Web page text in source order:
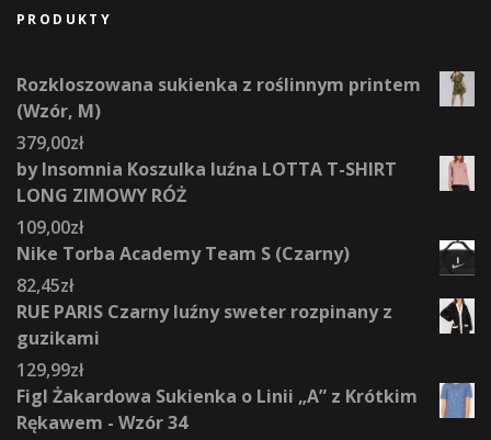
PRODUKTY
Rozkloszowana sukienka z roślinnym printem
(Wzór, M)
379,00zł
by Insomnia Koszulka luźna LOTTA T-SHIRT
LONG ZIMOWY RÓŻ
109,00zł
Nike Torba Academy Team S (Czarny)
82,45zł
RUE PARIS Czarny luźny sweter rozpinany z
guzikami
129,99zł
Figl Żakardowa Sukienka o Linii „A” z Krótkim
Rękawem - Wzór 34